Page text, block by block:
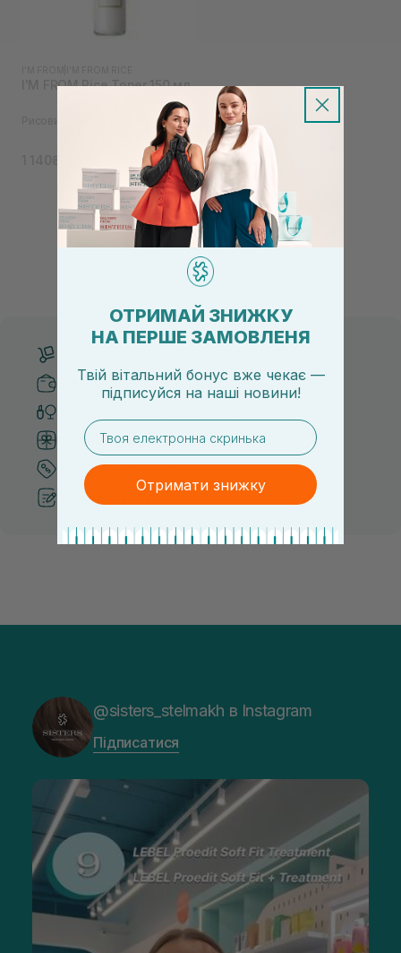
I'M FROM Rice Toner 150 мл
Рисовий зволожуючий тонер
← 1 2 →
Безпечні способи оплати
Система бонусів та лояльності
Кращі ціни та топ товари
Рекомендації від косметологів
@sisters_stelmakh в Instagram
Підписатися
ОТРИМАЙ ЗНИЖКУ
НА ПЕРШЕ ЗАМОВЛЕНЯ
Твій вітальний бонус вже чекає —
підписуйся на наші новини!
email
Отримати знижку